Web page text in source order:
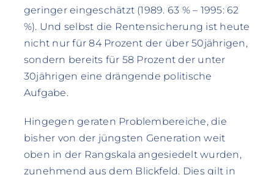
geringer eingeschätzt (1989. 63 % – 1995: 62
%). Und selbst die Rentensicherung ist heute
nicht nur für 84 Prozent der über 50jährigen,
sondern bereits für 58 Prozent der unter
30jährigen eine drängende politische
Aufgabe.
Hingegen geraten Problembereiche, die
bisher von der jüngsten Generation weit
oben in der Rangskala angesiedelt wurden,
zunehmend aus dem Blickfeld. Dies gilt in